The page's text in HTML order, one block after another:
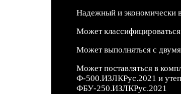
Надежный и экономически
Может
Может выполняться с
Может поставляться в
Ф-500.ИЗЛКРус.2021 и
ФБУ-250.ИЗЛКРус.2021